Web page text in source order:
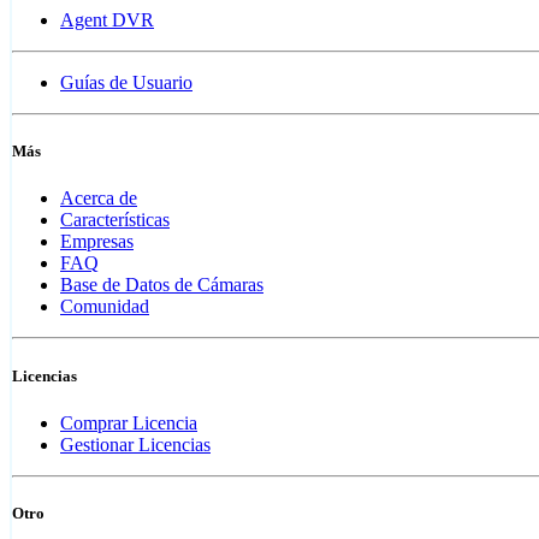
Agent DVR
Guías de Usuario
Más
Acerca de
Características
Empresas
FAQ
Base de Datos de Cámaras
Comunidad
Licencias
Comprar Licencia
Gestionar Licencias
Otro